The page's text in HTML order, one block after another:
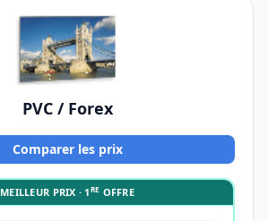
PVC / Forex
Comparer les prix
MEILLEUR PRIX · 1RE OFFRE